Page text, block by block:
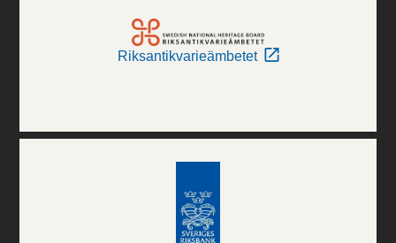
Riksantikvarieämbetet